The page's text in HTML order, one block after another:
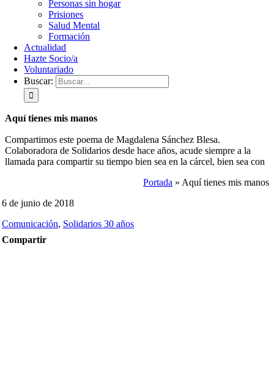
Personas sin hogar
Prisiones
Salud Mental
Formación
Actualidad
Hazte Socio/a
Voluntariado
Buscar:
Aquí tienes mis manos
Compartimos este poema de Magdalena Sánchez Blesa.
Colaboradora de Solidarios desde hace años, acude siempre a la
llamada para compartir su tiempo bien sea en la cárcel, bien sea con
Portada » Aquí tienes mis manos
6 de junio de 2018
Comunicación, Solidarios 30 años
Compartir